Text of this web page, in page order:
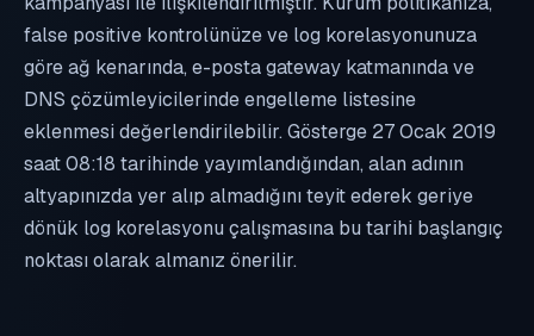
false positive kontrolünüze ve log korelasyonunuza
göre ağ kenarında, e-posta gateway katmanında ve
DNS çözümleyicilerinde engelleme listesine
eklenmesi değerlendirilebilir. Gösterge 27 Ocak 2019
saat 08:18 tarihinde yayımlandığından, alan adının
altyapınızda yer alıp almadığını teyit ederek geriye
dönük log korelasyonu çalışmasına bu tarihi başlangıç
noktası olarak almanız önerilir.